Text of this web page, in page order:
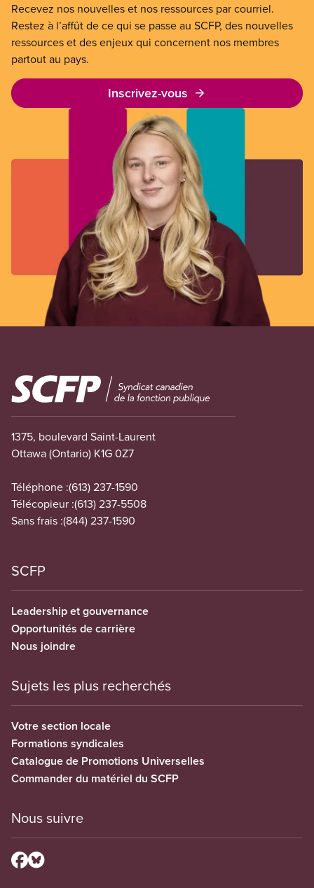
Recevez nos nouvelles et nos ressources par courriel.
Restez à l’affût de ce qui se passe au SCFP, des nouvelles
ressources et des enjeux qui concernent nos membres
partout au pays.
Inscrivez-vous
Image
1375, boulevard Saint-Laurent
Ottawa (Ontario) K1G 0Z7
Téléphone :(613) 237-1590
Télécopieur :(613) 237-5508
Sans frais :(844) 237-1590
SCFP
Leadership et gouvernance
Opportunités de carrière
Nous joindre
Sujets les plus recherchés
Votre section locale
Formations syndicales
Catalogue de Promotions Universelles
Commander du matériel du SCFP
Nous suivre